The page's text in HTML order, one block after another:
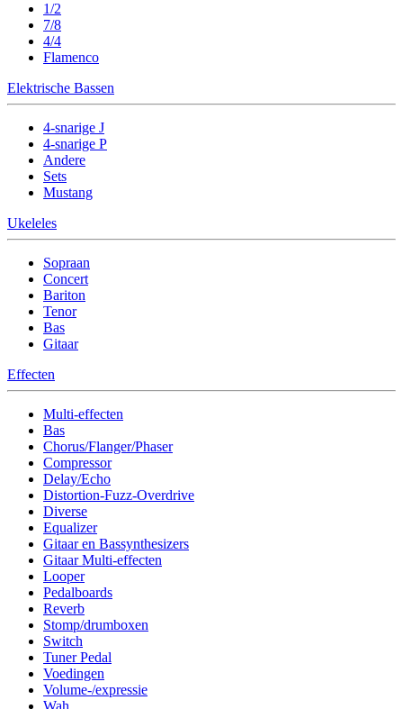
1/2
7/8
4/4
Flamenco
Elektrische Bassen
4-snarige J
4-snarige P
Andere
Sets
Mustang
Ukeleles
Sopraan
Concert
Bariton
Tenor
Bas
Gitaar
Effecten
Multi-effecten
Bas
Chorus/Flanger/Phaser
Compressor
Delay/Echo
Distortion-Fuzz-Overdrive
Diverse
Equalizer
Gitaar en Bassynthesizers
Gitaar Multi-effecten
Looper
Pedalboards
Reverb
Stomp/drumboxen
Switch
Tuner Pedal
Voedingen
Volume-/expressie
Wah